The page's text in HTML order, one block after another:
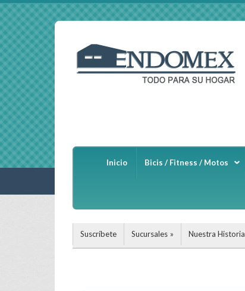
Inicio Bicis / Fitness / Motos
Suscríbete Sucursales Nuestra Historia